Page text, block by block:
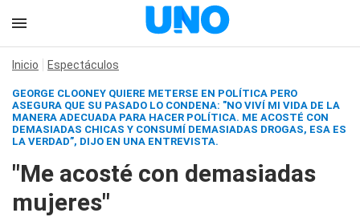
Inicio Espectáculos
GEORGE CLOONEY QUIERE METERSE EN POLÍTICA PERO
ASEGURA QUE SU PASADO LO CONDENA: "NO VIVÍ MI VIDA DE LA
MANERA ADECUADA PARA HACER POLÍTICA. ME ACOSTÉ CON
DEMASIADAS CHICAS Y CONSUMÍ DEMASIADAS DROGAS, ESA ES
LA VERDAD”, DIJO EN UNA ENTREVISTA.
"Me acosté con demasiadas
mujeres"